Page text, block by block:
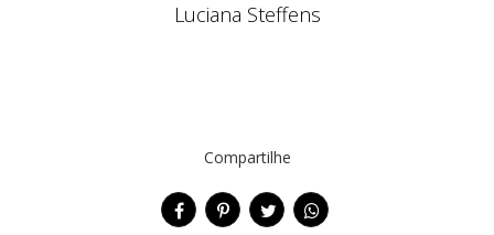
Luciana Steffens
Compartilhe